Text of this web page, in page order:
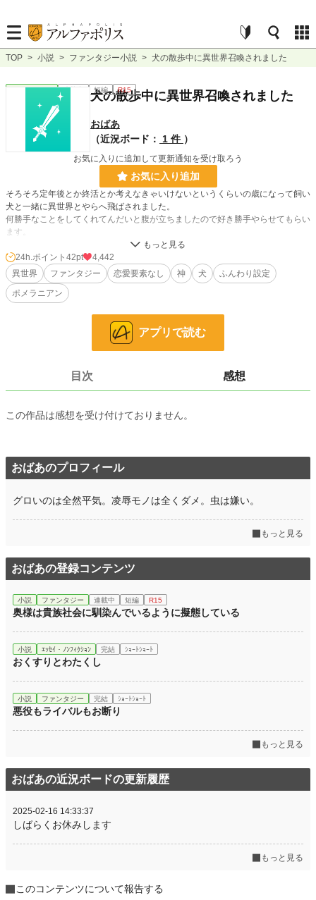
TOP > 小説 > ファンタジー小説 > 犬の散歩中に異世界召喚されました
ファンタジー 連載中 短編 R15
犬の散歩中に異世界召喚されました
おばあ
（近況ボード：
1 件 ）
お気に入りに追加して更新通知を受け取ろう
お気に入り追加
そろそろ定年後とか終活とか考えなきゃいけないというくらいの歳になって飼い
犬と一緒に異世界とやらへ飛ばされました。
何勝手なことをしてくれてんだいと腹が立ちましたので好き勝手やらせてもらい
ます。
カミサマの許可はもらいました。
小説 17,974 位 / 228,845 件
ファンタジー 3,007 位 / 53,334 件
75,371
初回公開日時 2024.07.28 02:47
月間ポイント 5,719 pt (7,538 位)
年間ポイント 33,859 pt (13,936 位)
累計ポイント 39,853 pt (50,378 位)
24h.ポイント 42pt
4,442
異世界
ファンタジー 恋愛要素なし 神 犬
ふんわり設定
ポメラニアン
アプリで読む
目次 感想
この作品は感想を受け付けておりません。
おばあのプロフィール
グロいのは全然平気。凌辱モノは全くダメ。虫は嫌い。
もっと見る
おばあの登録コンテンツ
小説 ファンタジー 連載中 短編 R15
奥様は貴族社会に馴染んでいるように擬態している
小説 ｴｯｾｲ・ﾉﾝﾌｨｸｼｮﾝ 完結 ｼｮｰﾄｼｮｰﾄ
おくすりとわたくし
小説 ファンタジー 完結 ｼｮｰﾄｼｮｰﾄ
悪役もライバルもお断り
もっと見る
おばあの近況ボードの更新履歴
2025-02-16 14:33:37
しばらくお休みします
もっと見る
このコンテンツについて報告する